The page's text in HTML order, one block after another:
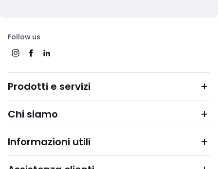
Follow us
Prodotti e servizi
Chi siamo
Informazioni utili